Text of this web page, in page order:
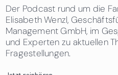
Der Podcast rund um die
Elisabeth Wenzl,
Management GmbH, im
und Experten zu aktuellen
Fragestellungen.